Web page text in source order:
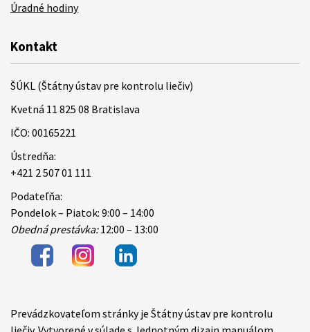
Úradné hodiny
Kontakt
ŠÚKL (Štátny ústav pre kontrolu liečiv)
Kvetná 11 825 08 Bratislava
IČO: 00165221
Ústredňa:
+421 2 507 01 111
Podateľňa:
Pondelok – Piatok: 9:00 – 14:00
Obedná prestávka:12:00 – 13:00
Items
Prevádzkovateľom stránky je Štátny ústav pre kontrolu